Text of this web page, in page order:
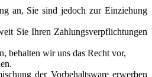
an, Sie sind jedoch zur Einziehung
Sie Ihren Zahlungsverpflichtungen
behalten wir uns das Recht vor,
der Vorbehaltsware erwerben